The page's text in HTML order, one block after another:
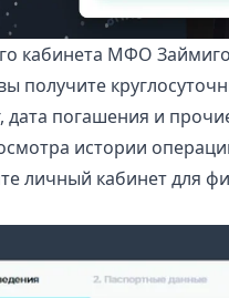
кабинета МФО Займиго
получите
дата погашения и
истории
личный кабинет для